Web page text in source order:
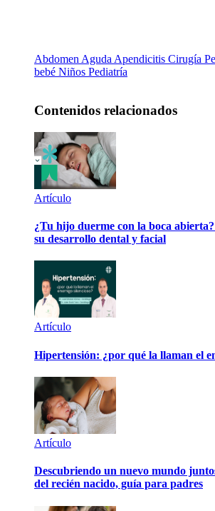
Abdomen Aguda Apendicitis Cirugía
bebé Niños Pediatría
Contenidos relacionados
Artículo
¿Tu hijo duerme con la boca
su desarrollo dental y facial
Artículo
Hipertensión: ¿por qué la llaman el
Artículo
Descubriendo un nuevo mundo
del recién nacido, guía para padres